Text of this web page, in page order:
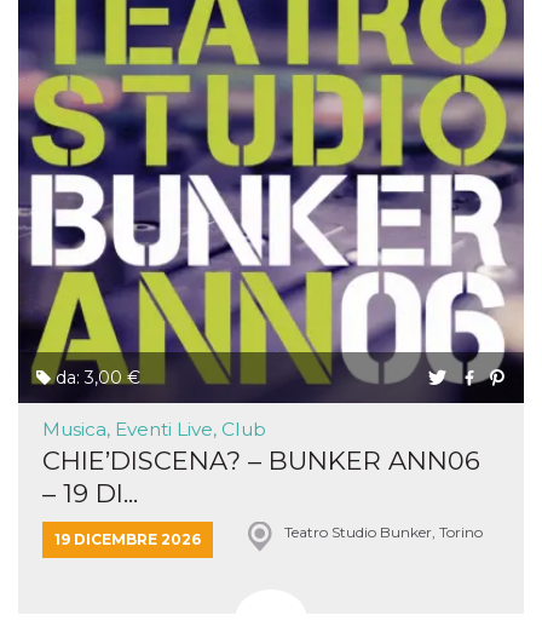
da: 3,00 €
Musica, Eventi Live, Club
CHIE’DISCENA? – BUNKER ANN06
– 19 DI...
19 DICEMBRE 2026 Teatro Studio Bunker, Torino